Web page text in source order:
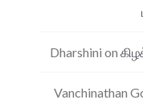
Dharshini on
Vanchinathan